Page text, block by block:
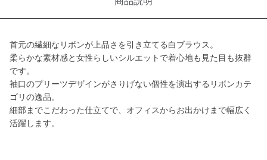
首元の繊細なリボンが上品さを引き立てる白ブラウス。
柔らかな素材感と女性らしいシルエットで着心地も見た目も抜群
です。
袖口のプリーツデザインがさりげない個性を演出するリボンカテ
ゴリの逸品。
細部までこだわった仕立てで、オフィスからお出かけまで幅広く
活躍します。